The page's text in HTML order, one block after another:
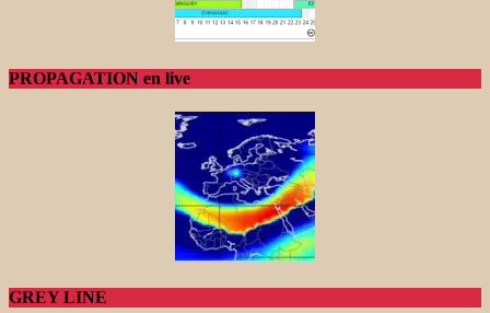
PROPAGATION en live
GREY LINE